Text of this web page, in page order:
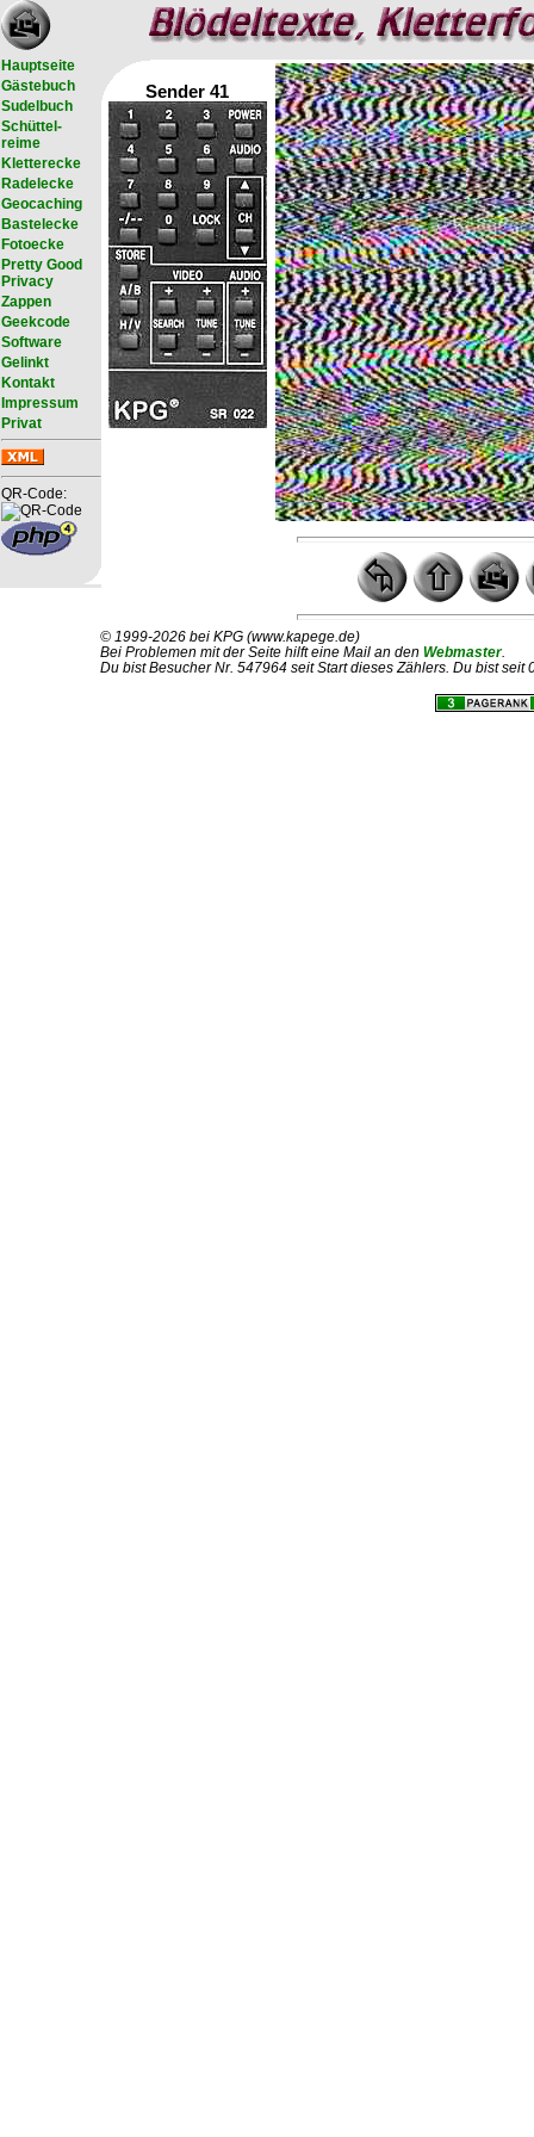
Hauptseite
Gästebuch
Sudelbuch
Schüttel-
reime
Kletterecke
Radelecke
Geocaching
Bastelecke
Fotoecke
Pretty Good
Privacy
Zappen
Geekcode
Software
Gelinkt
Kontakt
Impressum
Privat
QR-Code:
Sender 41
© 1999-2026 bei KPG (www.kapege.de)
Bei Problemen mit der Seite hilft eine Mail an den Webmaster.
Du bist Besucher Nr. 547964 seit Start dieses Zählers. Du bist seit